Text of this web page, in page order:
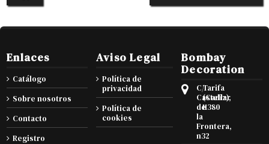
Enlaces
Catálogo
Sobre nosotros
Contacto
Registro
Aviso Legal
Política de
privacidad
Política de
cookies
Bombay
Decoration
C/
Castellar
de
la
Frontera,
n32
Tarifa
(Cadiz),
11380